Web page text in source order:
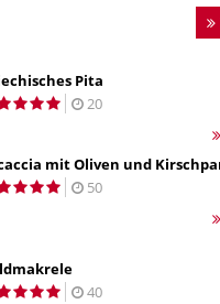
Pita
20
mit Oliven und
50
40